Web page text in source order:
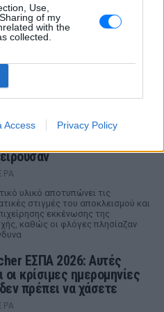
Use,
of my
with the
collected.
Access Privacy Policy
στο Πόρτο Γερμενό: Η
υλικό αποτυπώνει τις
στιγμές του αποκλεισμού και
εκκένωσης της
καθώς οι φλόγες πλησίαζαν
ΕΣΠΑ 2026: Αυτές
οι κρίσιμες ημερομηνίες
πρέπει να χάσετε